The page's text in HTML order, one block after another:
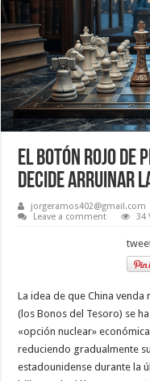
El botón rojo de
decide arruinar la
jorgeramos402@gmail.com
Leave a comment
34
La idea de que China
(los Bonos del Tesoro) se
«opción nuclear»
reduciendo gradualmente
estadounidense durante la